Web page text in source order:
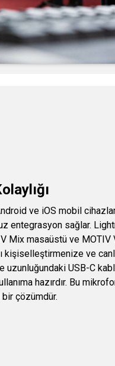
ve iOS mobil
entegrasyon sağlar.
Mix masaüstü ve
kişiselleştirmenize ve
USB-C
hazırdır. Bu
çözümdür.